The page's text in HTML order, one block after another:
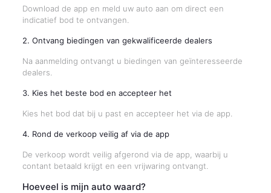
Download de app en meld uw auto aan om direct een
indicatief bod te ontvangen.
2. Ontvang biedingen van gekwalificeerde dealers
Na aanmelding ontvangt u biedingen van geïnteresseerde
dealers.
3. Kies het beste bod en accepteer het
Kies het bod dat bij u past en accepteer het via de app.
4. Rond de verkoop veilig af via de app
De verkoop wordt veilig afgerond via de app, waarbij u
contant betaald krijgt en een vrijwaring ontvangt.
Hoeveel is mijn auto waard?